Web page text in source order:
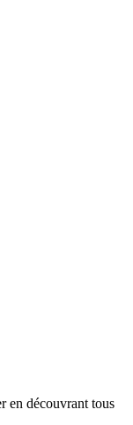
en découvrant tous